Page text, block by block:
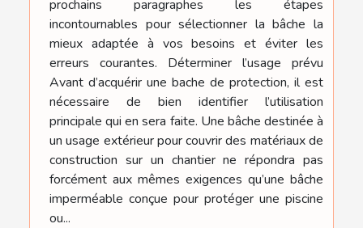
prochains paragraphes les étapes
incontournables pour sélectionner la bâche la
mieux adaptée à vos besoins et éviter les
erreurs courantes. Déterminer l’usage prévu
Avant d’acquérir une bache de protection, il est
nécessaire de bien identifier l’utilisation
principale qui en sera faite. Une bâche destinée à
un usage extérieur pour couvrir des matériaux de
construction sur un chantier ne répondra pas
forcément aux mêmes exigences qu’une bâche
imperméable conçue pour protéger une piscine
ou...